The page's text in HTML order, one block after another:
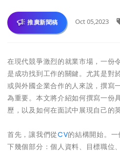
推廣新聞稿 Oct 05,2023
在現代競爭激烈的就業市場，一份
是成功找到工作的關鍵。尤其是對
或與外國企業合作的人來說，撰寫
為重要。本文將介紹如何撰寫一份
歷，以及如何在面試中展現自己的
首先，讓我們從CV的結構開始。
下幾個部分：個人資料、目標職位